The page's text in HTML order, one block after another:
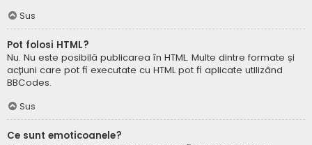
Sus
Pot folosi HTML?
Nu. Nu este posibilă publicarea în HTML. Multe dintre formate și
acțiuni care pot fi executate cu HTML pot fi aplicate utilizând
BBCodes.
Sus
Ce sunt emoticoanele?